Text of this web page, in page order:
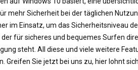
mehr Sicherheit bei der täglichen
im Einsatz, um das Sicherheitsniveau
für sicheres und bequemes Surfen
steht. All diese und viele weitere
Sie jetzt bei uns zu, hier lohnt